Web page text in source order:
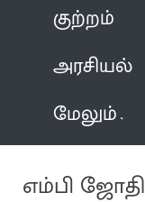
குற்றம்
அரசியல்
மேலும்
எம்பி